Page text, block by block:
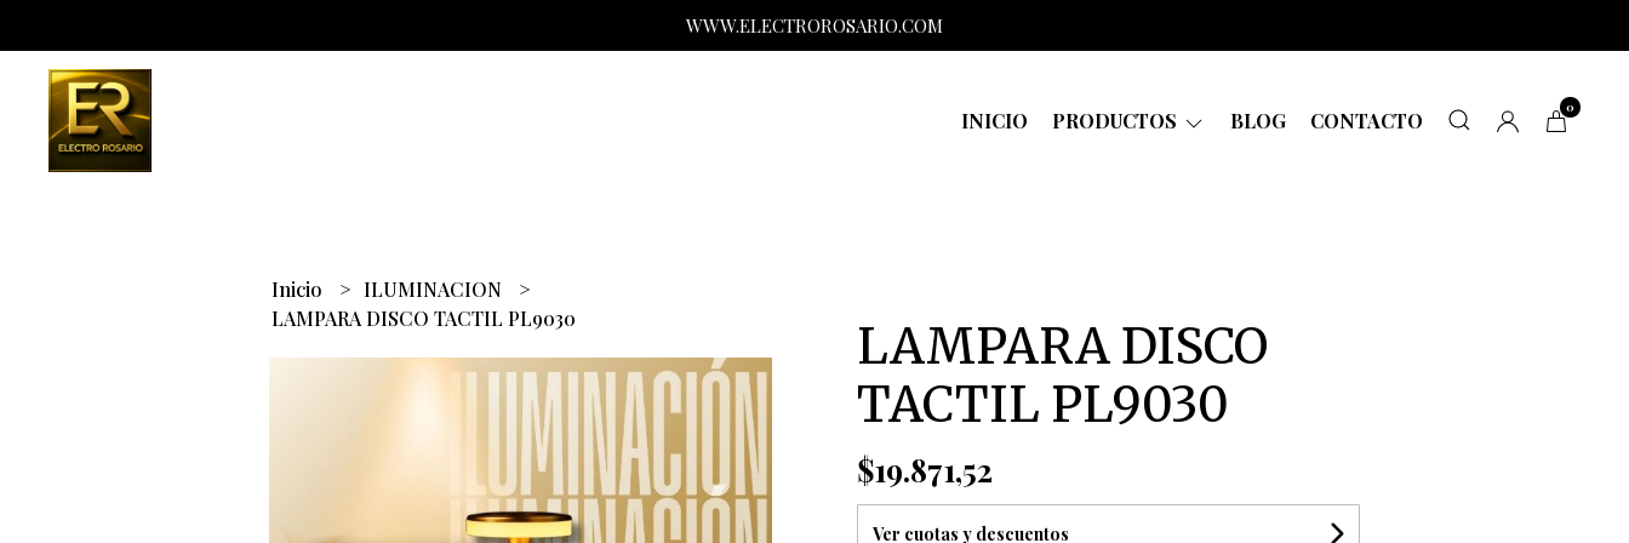
WWW.ELECTROROSARIO.COM
INICIO PRODUCTOS BLOG CONTACTO
0
Inicio
ILUMINACION
LAMPARA DISCO TACTIL PL9030
LAMPARA DISCO
TACTIL PL9030
$19.871,52
Ver cuotas y descuentos